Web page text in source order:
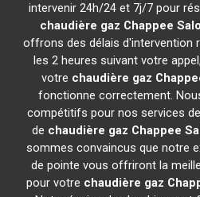
intervenir 24h/24 et 7j/7 pour
chaudière gaz Chappee
offrons des délais d'intervention
les 2 heures suivant votre
votre chaudière gaz
fonctionne correctement.
compétitifs pour nos services
de chaudière gaz Chappee
sommes convaincus que notre
de pointe vous offriront la
pour votre chaudière gaz